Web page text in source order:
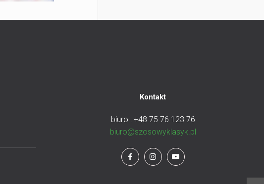
Kontakt
biuro : +48 75 76 123 76
biuro@szosowyklasyk.pl